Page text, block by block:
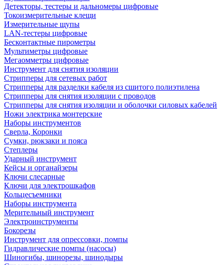
Детекторы, тестеры и дальномеры цифровые
Токоизмерительные клещи
Измерительные щупы
LAN-тестеры цифровые
Бесконтактные пирометры
Мультиметры цифровые
Мегаомметры цифровые
Инструмент для снятия изоляции
Стрипперы для сетевых работ
Стрипперы для разделки кабеля из сшитого полиэтилена
Cтрипперы для снятия изоляции с проводов
Стрипперы для снятия изоляции и оболочки силовых кабелей
Ножи электрика монтерские
Наборы инструментов
Сверла, Коронки
Сумки, рюкзаки и пояса
Степлеры
Ударный инструмент
Кейсы и органайзеры
Ключи слесарные
Ключи для электрошкафов
Кольцесъемники
Наборы инструмента
Мерительный инструмент
Электроинструменты
Бокорезы
Инструмент для опрессовки, помпы
Гидравлические помпы (насосы)
Шиногибы, шинорезы, шинодыры